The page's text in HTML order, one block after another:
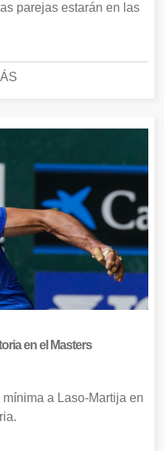
parejas estarán en las
en el Masters
a Laso-Martija en